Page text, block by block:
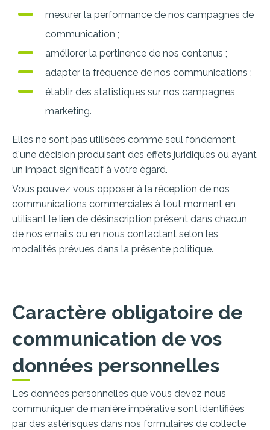
mesurer la performance de nos campagnes de
communication ;
améliorer la pertinence de nos contenus ;
adapter la fréquence de nos communications ;
établir des statistiques sur nos campagnes
marketing.
Elles ne sont pas utilisées comme seul fondement
d'une décision produisant des effets juridiques ou ayant
un impact significatif à votre égard.
Vous pouvez vous opposer à la réception de nos
communications commerciales à tout moment en
utilisant le lien de désinscription présent dans chacun
de nos emails ou en nous contactant selon les
modalités prévues dans la présente politique.
Caractère obligatoire de
communication de vos
données personnelles
Les données personnelles que vous devez nous
communiquer de manière impérative sont identifiées
par des astérisques dans nos formulaires de collecte